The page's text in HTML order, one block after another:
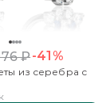
₽-41%
из серебра с